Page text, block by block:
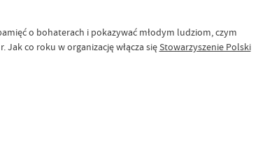
o bohaterach i pokazywać młodym ludziom, czym
Jak co roku w organizację włącza sięStowarzyszenie Polski